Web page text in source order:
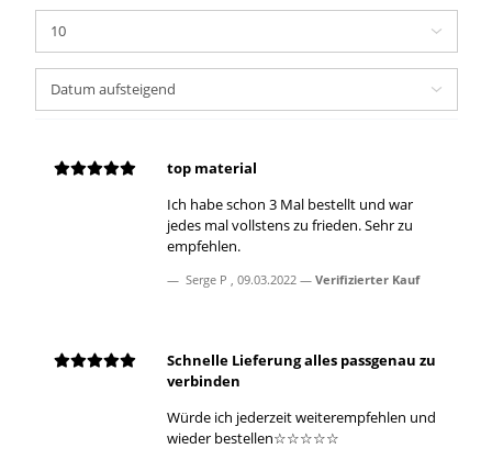
top material
Ich habe schon 3 Mal bestellt und war
jedes mal vollstens zu frieden. Sehr zu
empfehlen.
Serge P , 09.03.2022 Verifizierter Kauf
Schnelle Lieferung alles passgenau zu
verbinden
Würde ich jederzeit weiterempfehlen und
wieder bestellen☆☆☆☆☆